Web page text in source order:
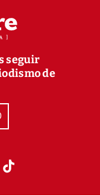
seguir
de